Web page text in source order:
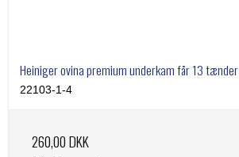
Heiniger ovina premium underkam får 13 tænder
22103-1-4
260,00 DKK